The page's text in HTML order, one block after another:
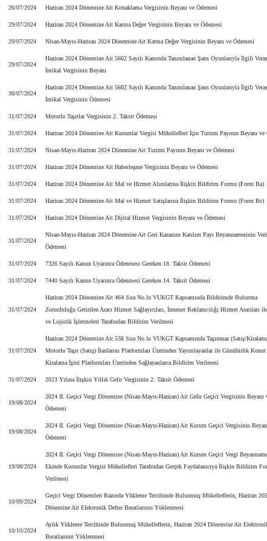
26/07/2024 Haziran 2024 Dönemine Ait Konaklama Vergisinin Beyanı ve Ödemesi
29/07/2024 Haziran 2024 Dönemine Ait Katma Değer Vergisinin Beyanı ve Ödemesi
29/07/2024 Nisan-Mayıs-Haziran 2024 Dönemine Ait Katma Değer Vergisinin Beyanı ve Ödemesi
29/07/2024
Haziran 2024 Dönemine Ait 5602 Sayılı Kanunda Tanımlanan Şans Oyunlarıyla İlgili
İntikal Vergisinin Beyanı
30/07/2024
Haziran 2024 Dönemine Ait 5602 Sayılı Kanunda Tanımlanan Şans Oyunlarıyla İlgili
İntikal Vergisinin Ödemesi
31/07/2024 Motorlu Taşıtlar Vergisinin 2. Taksit Ödemesi
31/07/2024 Haziran 2024 Dönemine Ait Kurumlar Vergisi Mükellefleri İçin Turizm Payının Beyanı ve
31/07/2024 Nisan-Mayıs-Haziran 2024 Dönemine Ait Turizm Payının Beyanı ve Ödemesi
31/07/2024 Haziran 2024 Dönemine Ait Haberleşme Vergisinin Beyanı ve Ödemesi
31/07/2024 Haziran 2024 Dönemine Ait Mal ve Hizmet Alımlarına İlişkin Bildirim Formu (Form Ba)
31/07/2024 Haziran 2024 Dönemine Ait Mal ve Hizmet Satışlarına İlişkin Bildirim Formu (Form Bs)
31/07/2024 Haziran 2024 Dönemine Ait Dijital Hizmet Vergisinin Beyanı ve Ödemesi
31/07/2024
Nisan-Mayıs-Haziran 2024 Dönemine Ait Geri Kazanım Katılım Payı Beyannamesinin
Ödemesi
31/07/2024 7326 Sayılı Kanun Uyarınca Ödenmesi Gereken 18. Taksit Ödemesi
31/07/2024 7440 Sayılı Kanun Uyarınca Ödenmesi Gereken 14. Taksit Ödemesi
31/07/2024
Haziran 2024 Dönemine Ait 464 Sıra No.lu VUKGT Kapsamında Bildirimde Bulunma
Zorunluluğu Getirilen Aracı Hizmet Sağlayıcıları, İnternet Reklamcılığı Hizmet Aracıları
ve Lojistik İşletmeleri Tarafından Bildirim Verilmesi
31/07/2024
Haziran 2024 Dönemine Ait 538 Sıra No.lu VUKGT Kapsamında Taşınmaz (Satış/
Motorlu Taşıt (Satış) İlanlarını Platformları Üzerinden Yayımlayanlar ile Günübirlik Konut
Kiralama İşini Platformları Üzerinden Sağlayanlarca Bildirim Verilmesi
31/07/2024 2023 Yılına İlişkin Yıllık Gelir Vergisinin 2. Taksit Ödemesi
19/08/2024
2024 II. Geçici Vergi Dönemine (Nisan-Mayıs-Haziran) Ait Gelir Geçici Vergisinin Beyanı
Ödemesi
19/08/2024
2024 II. Geçici Vergi Dönemine (Nisan-Mayıs-Haziran) Ait Kurum Geçici Vergisinin
Ödemesi
19/08/2024
2024 II. Geçici Vergi Dönemine (Nisan-Mayıs-Haziran) Ait Kurum Geçici Vergi
Ekinde Kurumlar Vergisi Mükellefleri Tarafından Gerçek Faydalanıcıya İlişkin Bildirim
Verilmesi
10/09/2024
Geçici Vergi Dönemleri Bazında Yükleme Tercihinde Bulunmuş Mükelleflerin, Haziran
Dönemine Ait Elektronik Defter Beratlarının Yüklenmesi
10/10/2024
Aylık Yükleme Tercihinde Bulunmuş Mükelleflerin, Haziran 2024 Dönemine Ait
Beratlarının Yüklenmesi